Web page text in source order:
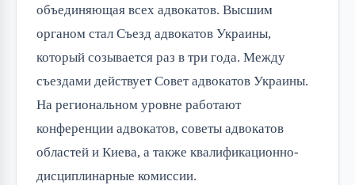
объединяющая всех адвокатов. Высшим
органом стал Съезд адвокатов Украины,
который созывается раз в три года. Между
съездами действует Совет адвокатов Украины.
На региональном уровне работают
конференции адвокатов, советы адвокатов
областей и Киева, а также квалификационно-
дисциплинарные комиссии.